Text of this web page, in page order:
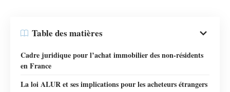
Table des matières
Cadre juridique pour l’achat immobilier des non-résidents
en France
La loi ALUR et ses implications pour les acheteurs étrangers